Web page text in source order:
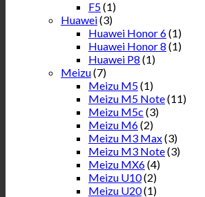
F5(1)
Huawei(3)
Huawei Honor 6(1)
Huawei Honor 8 (1)
Huawei P8 (1)
Meizu(7)
Meizu M5(1)
Meizu M5 Note(11)
Meizu M5c (3)
Meizu M6(2)
Meizu M3 Max(3)
Meizu M3 Note(3)
Meizu MX6(4)
Meizu U10(2)
Meizu U20(1)